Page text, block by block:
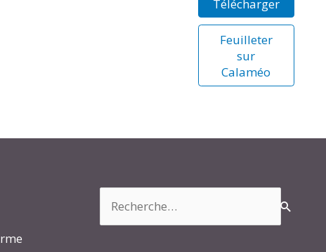
Télécharger
Feuilleter
sur
Calaméo